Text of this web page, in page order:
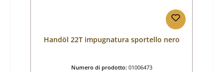
Handöl 22T impugnatura sportello nero
Numero di prodotto: 01006473